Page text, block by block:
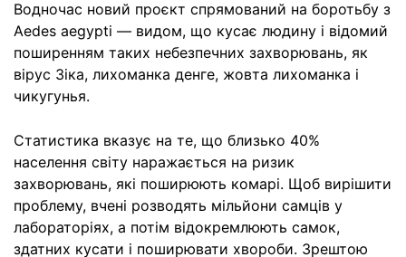
Водночас новий проєкт спрямований на боротьбу з
Aedes aegypti — видом, що кусає людину і відомий
поширенням таких небезпечних захворювань, як
вірус Зіка, лихоманка денге, жовта лихоманка і
чикугунья.
Статистика вказує на те, що близько 40%
населення світу наражається на ризик
захворювань, які поширюють комарі. Щоб вирішити
проблему, вчені розводять мільйони самців у
лабораторіях, а потім відокремлюють самок,
здатних кусати і поширювати хвороби. Зрештою